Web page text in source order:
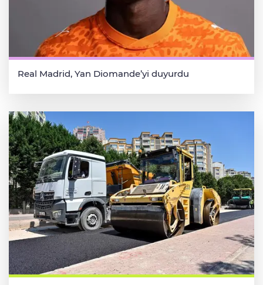
Real Madrid, Yan Diomande’yi duyurdu